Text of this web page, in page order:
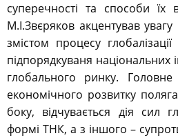
суперечності та способи їх
М.І.Звєряков акцентував
змістом процесу
підпорядкуваня національних
глобального ринку. Головне
економічного розвитку
боку, відчувається дія сил
формі ТНК, а з іншого –